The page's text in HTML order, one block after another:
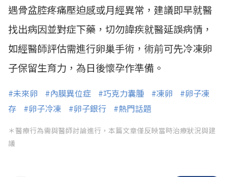
遇骨盆腔疼痛壓迫感或月經異常，建議即早就醫
找出病因並對症下藥，切勿諱疾就醫延誤病情，
如經醫師評估需進行卵巢手術，術前可先冷凍卵
子保留生育力，為日後懷孕作準備。
#未來卵 #內膜異位症 #巧克力囊腫 #凍卵
#卵子凍
存
#卵子冷凍 #卵子銀行 #熱門話題
＊醫療行為需與醫師討論進行，本篇文章僅反映當時治療狀況與建
議